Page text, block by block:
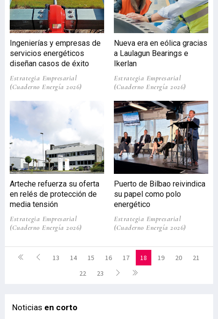
Ingenierías y empresas de
servicios energéticos
diseñan casos de éxito
Estrategia Empresarial
(Cuaderno Energía 2026)
Nueva era en eólica gracias
a Laulagun Bearings e
Ikerlan
Estrategia Empresarial
(Cuaderno Energía 2026)
Arteche refuerza su oferta
en relés de protección de
media tensión
Estrategia Empresarial
(Cuaderno Energía 2026)
Puerto de Bilbao reivindica
su papel como polo
energético
Estrategia Empresarial
(Cuaderno Energía 2026)
13 14 15 16 17 18 19 20
21
22
23
Noticias en corto